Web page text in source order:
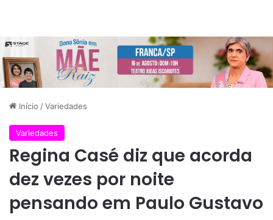
Início /Variedades
Variedades
Regina Casé diz que acorda
dez vezes por noite
pensando em Paulo Gustavo